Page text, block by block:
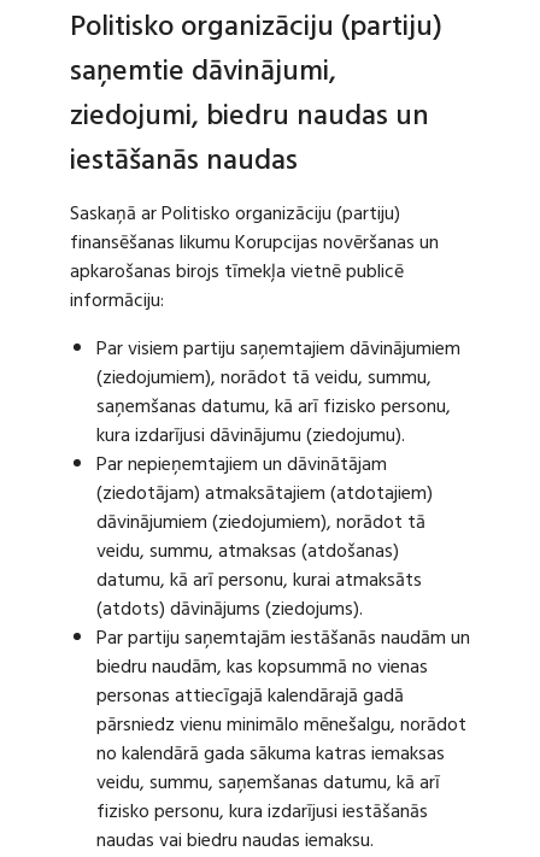
Politisko organizāciju (partiju)
saņemtie dāvinājumi,
ziedojumi, biedru naudas un
iestāšanās naudas
Saskaņā ar Politisko organizāciju (partiju)
finansēšanas likumu Korupcijas novēršanas un
apkarošanas birojs tīmekļa vietnē publicē
informāciju:
Par visiem partiju saņemtajiem dāvinājumiem
(ziedojumiem), norādot tā veidu, summu,
saņemšanas datumu, kā arī fizisko personu,
kura izdarījusi dāvinājumu (ziedojumu).
Par nepieņemtajiem un dāvinātājam
(ziedotājam) atmaksātajiem (atdotajiem)
dāvinājumiem (ziedojumiem), norādot tā
veidu, summu, atmaksas (atdošanas)
datumu, kā arī personu, kurai atmaksāts
(atdots) dāvinājums (ziedojums).
Par partiju saņemtajām iestāšanās naudām un
biedru naudām, kas kopsummā no vienas
personas attiecīgajā kalendārajā gadā
pārsniedz vienu minimālo mēnešalgu, norādot
no kalendārā gada sākuma katras iemaksas
veidu, summu, saņemšanas datumu, kā arī
fizisko personu, kura izdarījusi iestāšanās
naudas vai biedru naudas iemaksu.